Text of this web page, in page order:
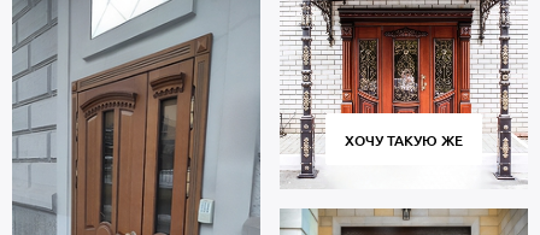
ХОЧУ ТАКУЮ ЖЕ